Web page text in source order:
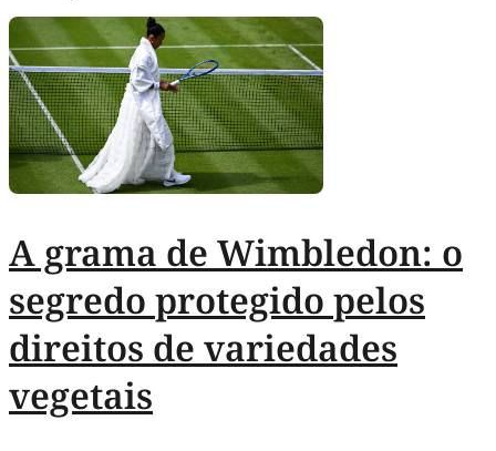
A grama de Wimbledon: o
segredo protegido pelos
direitos de variedades
vegetais